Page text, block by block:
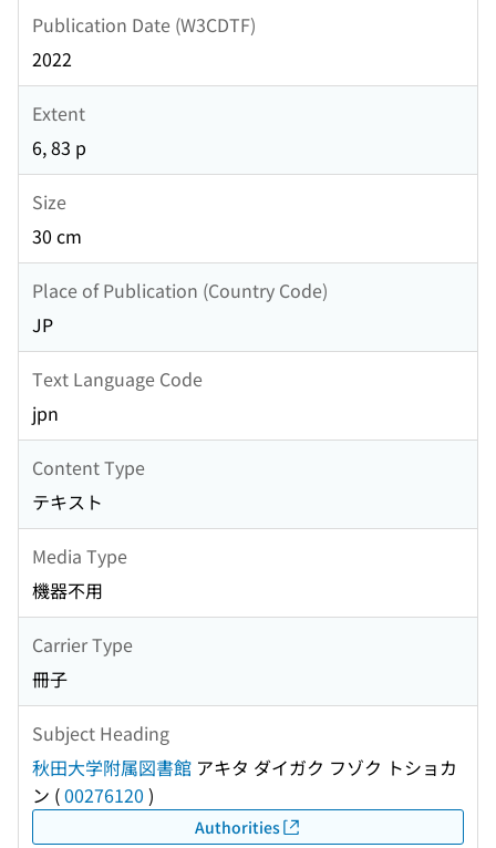
Publication Date (W3CDTF)
2022
Extent
6, 83 p
Size
30 cm
Place of Publication (Country Code)
JP
Text Language Code
jpn
Content Type
テキスト
Media Type
機器不用
Carrier Type
冊子
Subject Heading
秋田大学附属図書館 アキタ ダイガク フゾク トショカ
ン (00276120 )
Authorities